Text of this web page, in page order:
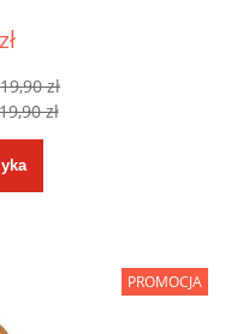
zł
zł
PROMOCJA